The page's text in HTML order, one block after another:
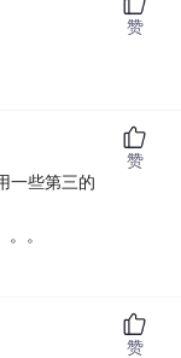
赞
一些第三的
。
赞
赞